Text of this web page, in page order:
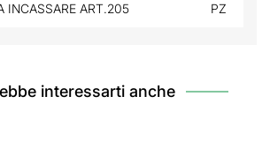
INCASSARE ART.205
PZ
interessarti anche